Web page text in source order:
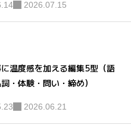
2026.07.15
温度感を加える編集5型（語
・体験・問い・締め）
2026.06.21